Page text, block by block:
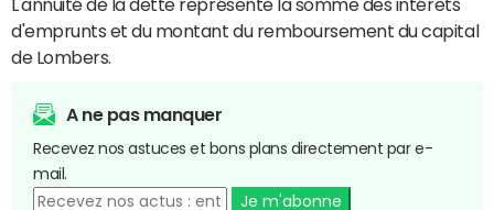
L'annuité de la dette représente la somme des intérêts
d'emprunts et du montant du remboursement du capital
de Lombers.
A ne pas manquer
Recevez nos astuces et bons plans directement par e-
mail.
Je m'abonne